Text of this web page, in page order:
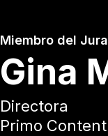
Miembro del
Gina
Directora
Primo Content